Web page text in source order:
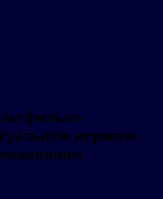
игровую